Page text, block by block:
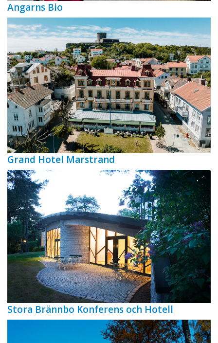
Angarns Bio
Grand Hotel Marstrand
Stora Brännbo Konferens och Hotell